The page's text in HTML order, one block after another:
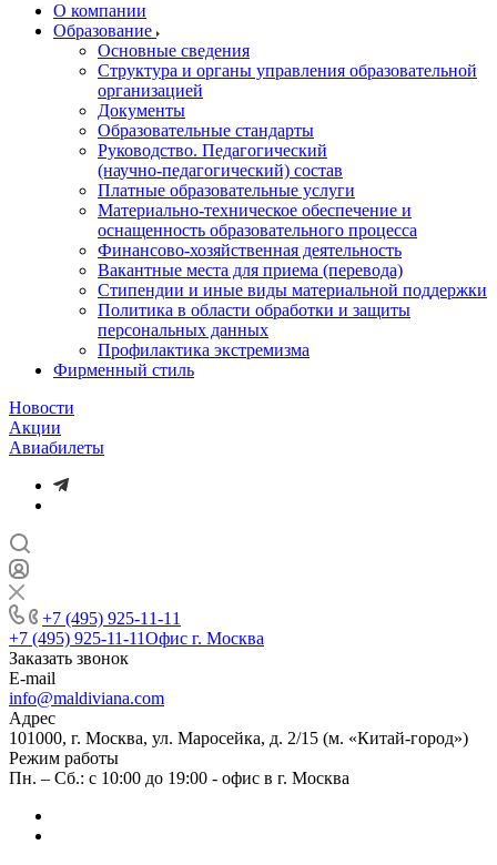
О компании
Образование
Основные сведения
Структура и органы управления образовательной
организацией
Документы
Образовательные стандарты
Руководство. Педагогический
(научно‑педагогический) состав
Платные образовательные услуги
Материально-техническое обеспечение и
оснащенность образовательного процесса
Финансово-хозяйственная деятельность
Вакантные места для приема (перевода)
Стипендии и иные виды материальной поддержки
Политика в области обработки и защиты
персональных данных
Профилактика экстремизма
Фирменный стиль
Новости
Акции
Авиабилеты
+7 (495) 925-11-11
+7 (495) 925-11-11Офис г. Москва
Заказать звонок
E-mail
info@maldiviana.com
Адрес
101000, г. Москва, ул. Маросейка, д. 2/15 (м. «Китай-город»)
Режим работы
Пн. – Сб.: с 10:00 до 19:00 - офис в г. Москва